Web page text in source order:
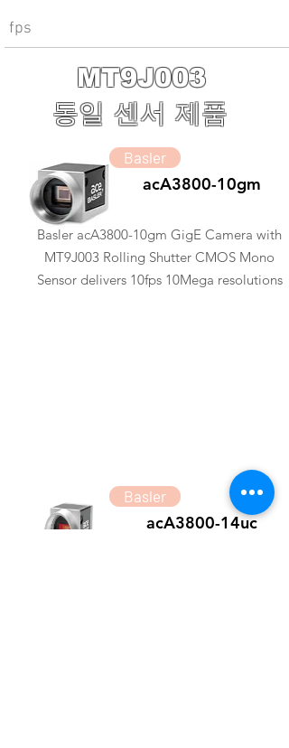
fps
MT9J003
동일 센서 제품
Basler
acA3800-10gm
Basler acA3800-10gm GigE Camera with
MT9J003 Rolling Shutter CMOS Mono
Sensor delivers 10fps 10Mega resolutions
Basler
acA3800-14uc